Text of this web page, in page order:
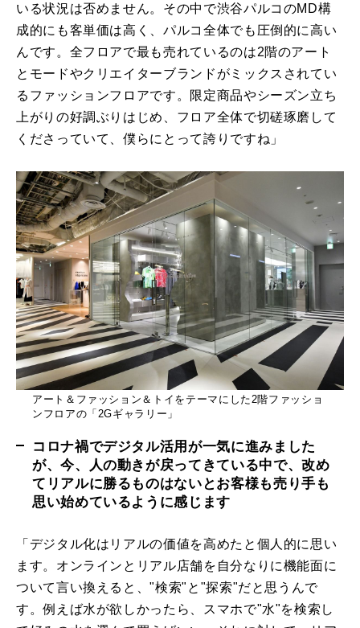
いる状況は否めません。その中で渋谷パルコのMD構
成的にも客単価は高く、パルコ全体でも圧倒的に高い
んです。全フロアで最も売れているのは2階のアート
とモードやクリエイターブランドがミックスされてい
るファッションフロアです。限定商品やシーズン立ち
上がりの好調ぶりはじめ、フロア全体で切磋琢磨して
くださっていて、僕らにとって誇りですね」
アート＆ファッション＆トイをテーマにした2階ファッショ
ンフロアの「2Gギャラリー」
コロナ禍でデジタル活用が一気に進みました
が、今、人の動きが戻ってきている中で、改め
てリアルに勝るものはないとお客様も売り手も
思い始めているように感じます
「デジタル化はリアルの価値を高めたと個人的に思い
ます。オンラインとリアル店舗を自分なりに機能面に
ついて言い換えると、"検索"と"探索"だと思うんで
す。例えば水が欲しかったら、スマホで"水"を検索し